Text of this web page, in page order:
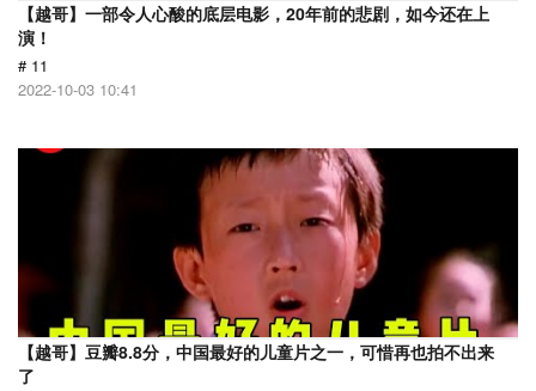
【越哥】一部令人心酸的底层电影，20年前的悲剧，如今还在上
演！
# 11
2022-10-03 10:41
【越哥】豆瓣8.8分，中国最好的儿童片之一，可惜再也拍不出来
了